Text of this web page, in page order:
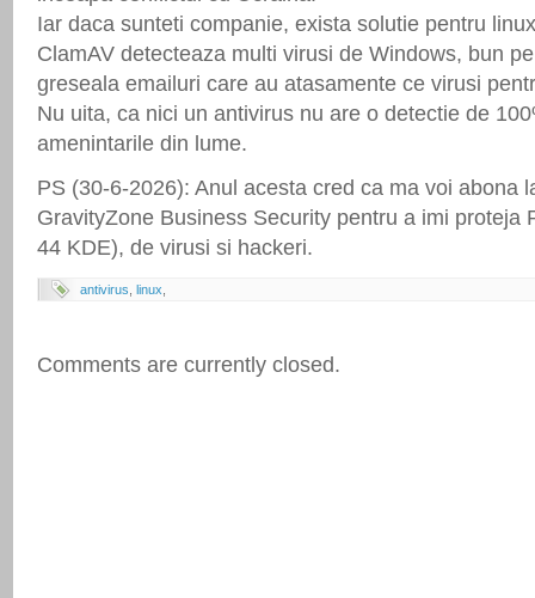
Iar daca sunteti companie, exista solutie pentru
ClamAV detecteaza multi virusi de Windows, bun
greseala emailuri care au atasamente ce virusi
Nu uita, ca nici un antivirus nu are o detectie de
amenintarile din lume.
PS (30-6-2026): Anul acesta cred ca ma voi abona
GravityZone Business Security pentru a imi proteja
44 KDE), de virusi si hackeri.
antivirus linux
Comments are currently closed.